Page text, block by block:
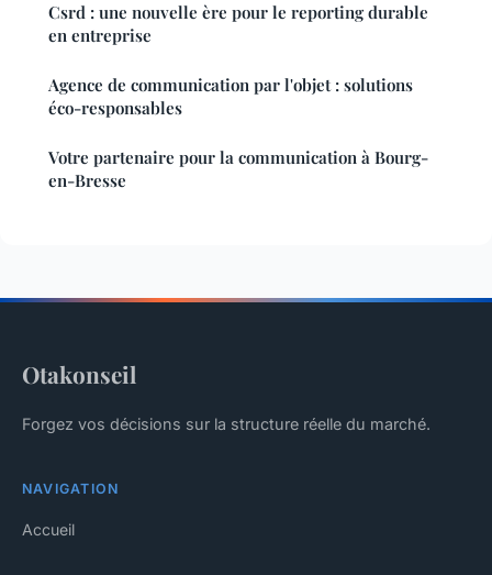
Csrd : une nouvelle ère pour le reporting durable
en entreprise
Agence de communication par l'objet : solutions
éco-responsables
Votre partenaire pour la communication à Bourg-
en-Bresse
Otakonseil
Forgez vos décisions sur la structure réelle du marché.
NAVIGATION
Accueil